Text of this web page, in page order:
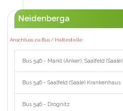
Neidenberga
Anschluss zu Bus / Haltestelle:
Bus 546 - Markt (Anker), Saalfeld (Saale)
Bus 546 - Saalfeld (Saale) Krankenhaus
Bus 546 - Drognitz